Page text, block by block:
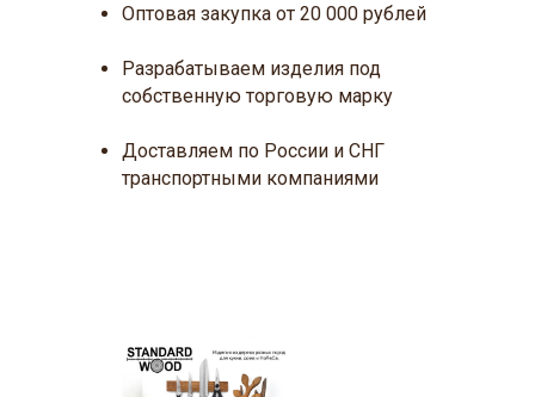
Оптовая закупка от 20 000 рублей
Разрабатываем изделия под
собственную торговую марку
Доставляем по России и СНГ
транспортными компаниями